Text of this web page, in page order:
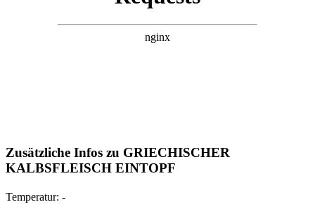
Zusätzliche Infos zu GRIECHISCHER
KALBSFLEISCH EINTOPF
Temperatur: -